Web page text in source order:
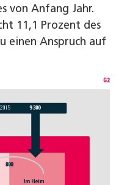
von Anfang Jahr.
11,1 Prozent des
einen Anspruch auf